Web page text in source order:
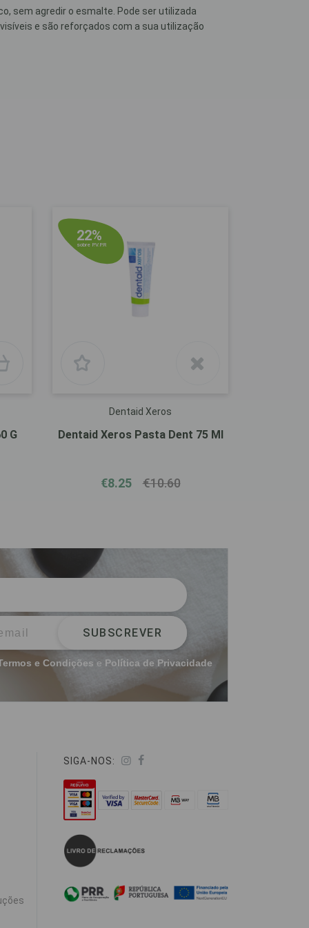
sem agredir o esmalte. Pode ser utilizada
e são reforçados com a sua utilização
G
22%
sobre P.V.P.R
Dentaid Xeros
Dentaid Xeros Pasta Dent 75 Ml
€8.25 €10.60
SUBSCREVER
e Condições e Política de Privacidade
SIGA-NOS: